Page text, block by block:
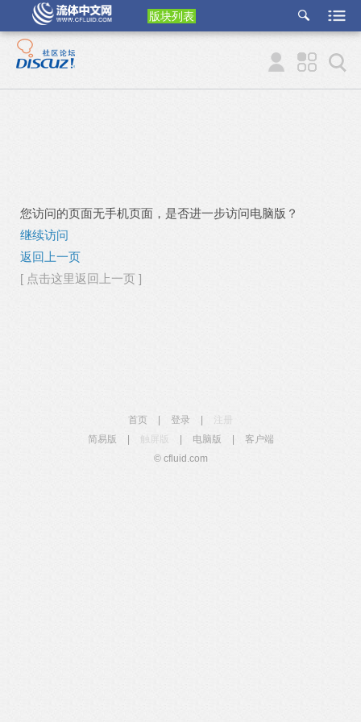
版块列表
etu
p
您访问的页面无手机页面，是否进一步访问电脑版？
继续访问
返回上一页
[ 点击这里返回上一页 ]
首页 登录
简易版
触屏版 电脑版
客户端
© cfluid.com